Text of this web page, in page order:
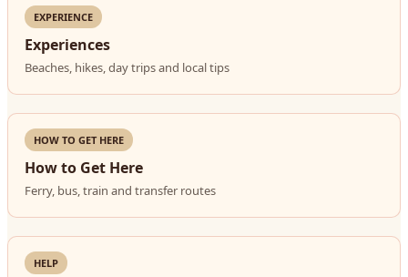
EXPERIENCE
Experiences
Beaches, hikes, day trips and local tips
HOW TO GET HERE
How to Get Here
Ferry, bus, train and transfer routes
HELP